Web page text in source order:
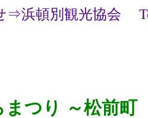
⇒浜頓別観光協会
つり ～松前町